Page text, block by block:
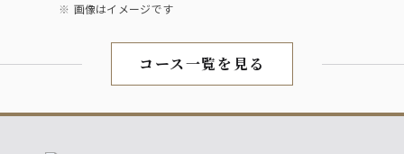
画像はイメージです
コース一覧を見る